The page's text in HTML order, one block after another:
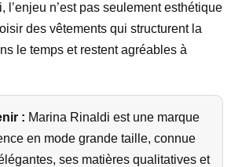
l’enjeu n’est pas seulement esthétique
des vêtements qui structurent la
le temps et restent agréables à
: Marina Rinaldi est une marque
en mode grande taille, connue
ses matières qualitatives et